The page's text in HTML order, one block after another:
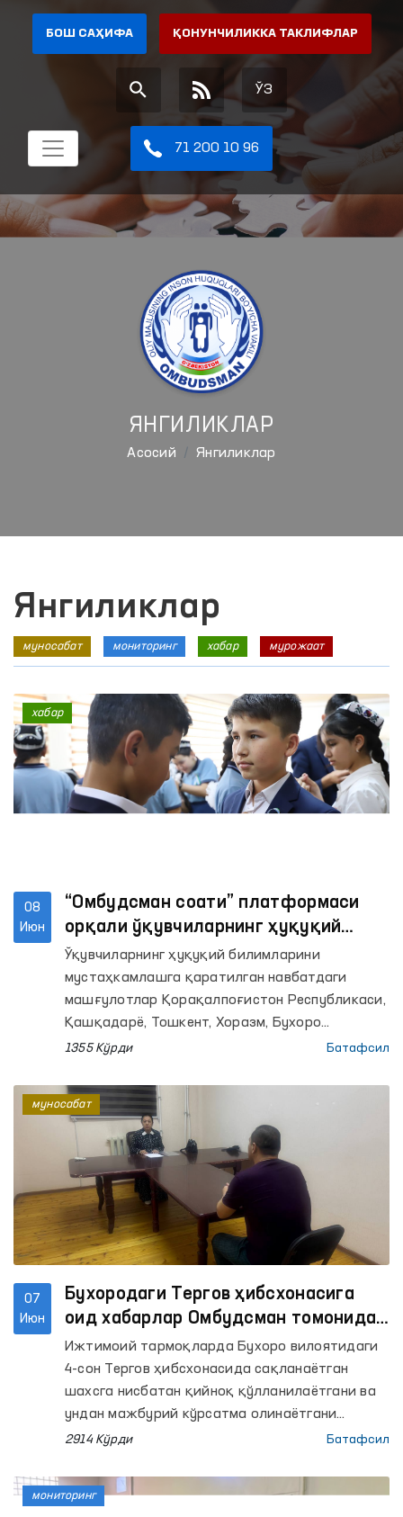
БОШ САҲИФА ҚОНУНЧИЛИККА ТАКЛИФЛАР
ЎЗ
71 200 10 96
ЯНГИЛИКЛАР
Aсосий Янгиликлар
Янгиликлар
муносабат мониторинг хабар мурожаат
08
Июн
“Омбудсман соати” платформаси
орқали ўқувчиларнинг ҳуқуқий
саводхонлиги оширилмоқда
Ўқувчиларнинг ҳуқуқий билимларини
мустаҳкамлашга қаратилган навбатдаги
машғулотлар Қорақалпоғистон Республикаси,
Қашқадарё, Тошкент, Хоразм, Бухоро
вилоятлари ҳамда Тошкент шаҳридаги
Омбудсманнинг ҳудудлардаги минтақавий
вакиллари томонидан ўтказилган дарсларда
800 нафардан ортиқ ўқувчи қамраб олинди.
1355 Кўрди Батафсил
хабар
07
Июн
Бухородаги Тергов ҳибсхонасига
оид хабарлар Омбудсман томонидан
ўрганилди
Ижтимоий тармоқларда Бухоро вилоятидаги
4-сон Тергов ҳибсхонасида сақланаётган
шахсга нисбатан қийноқ қўлланилаётгани ва
ундан мажбурий кўрсатма олинаётгани
ҳақида хабарлар тарқалди.
2914 Кўрди Батафсил
муносабат
мониторинг